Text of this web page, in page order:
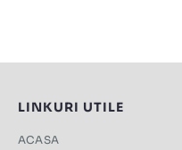
LINKURI UTILE
ACASA